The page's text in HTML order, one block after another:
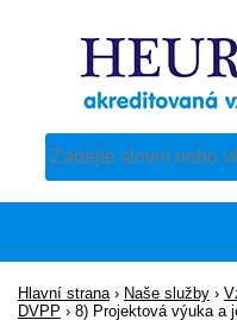
Pro vyhledávání obsahu
Hlavní strana › Naše služby ›
DVPP › 8) Projektová výuka a